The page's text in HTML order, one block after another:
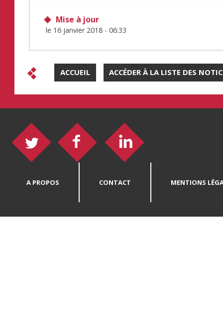
Mise à jour
le 16 janvier 2018 - 06:33
ACCUEIL ACCÉDER À LA LISTE DES
A PROPOS CONTACT MENTIONS